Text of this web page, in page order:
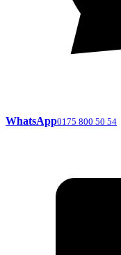
WhatsApp0175 800 50 54